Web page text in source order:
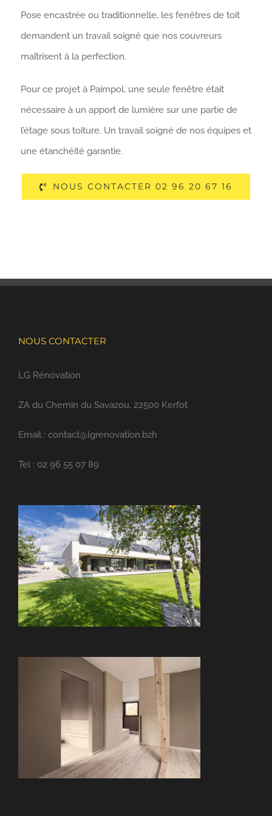
Pose encastrée ou traditionnelle, les fenêtres de toit
demandent un travail soigné que nos couvreurs
maîtrisent à la perfection.
Pour ce projet à Paimpol, une seule fenêtre était
nécessaire à un apport de lumière sur une partie de
l’étage sous toiture. Un travail soigné de nos équipes et
une étanchéité garantie.
NOUS CONTACTER 02 96 20 67 16
NOUS CONTACTER
LG Rénovation
ZA du Chemin du Savazou, 22500 Kerfot
Email : contact@lgrenovation.bzh
Tel : 02 96 55 07 89